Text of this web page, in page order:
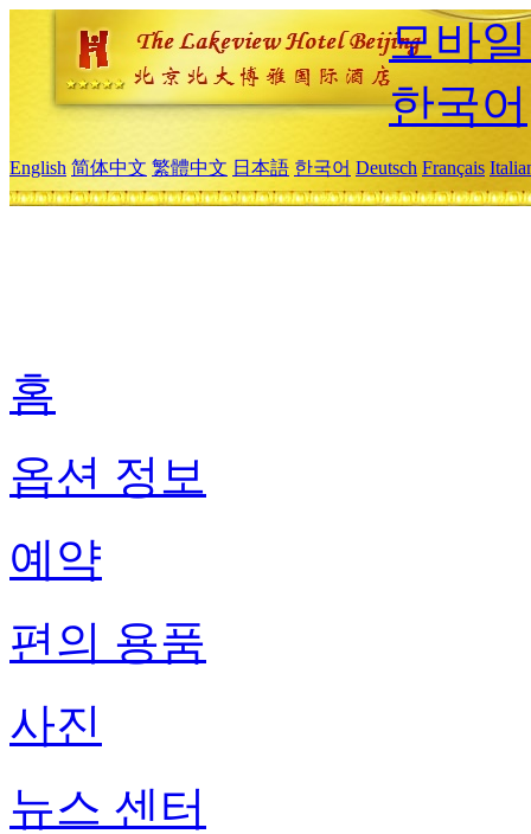
모바
한국어
English 简体中文 繁體中文 日本語 한국어 Deutsch Français
홈
옵션 정보
예약
편의 용품
사진
뉴스 센터